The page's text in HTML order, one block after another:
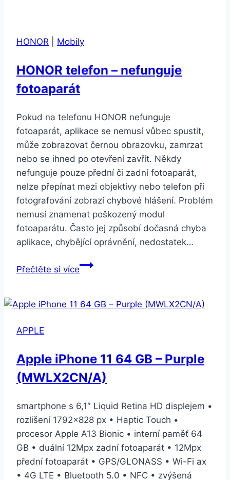
telefonu
HONOR Mobily
HONOR telefon – nefunguje
fotoaparát
Pokud na telefonu HONOR nefunguje
fotoaparát, aplikace se nemusí vůbec spustit,
může zobrazovat černou obrazovku, zamrzat
nebo se ihned po otevření zavřít. Někdy
nefunguje pouze přední či zadní fotoaparát,
nelze přepínat mezi objektivy nebo telefon při
fotografování zobrazí chybové hlášení. Problém
nemusí znamenat poškozený modul
fotoaparátu. Často jej způsobí dočasná chyba
aplikace, chybějící oprávnění, nedostatek…
Přečtěte si víceHONOR
nefunguje
APPLE
Apple iPhone 11 64 GB – Purple
(MWLX2CN/A)
smartphone s 6,1″ Liquid Retina HD displejem •
rozlišení 1792×828 px • Haptic Touch •
procesor Apple A13 Bionic • interní paměť 64
GB • duální 12Mpx zadní fotoaparát • 12Mpx
přední fotoaparát • GPS/GLONASS • Wi-Fi ax
• 4G LTE • Bluetooth 5.0 • NFC • zvýšená